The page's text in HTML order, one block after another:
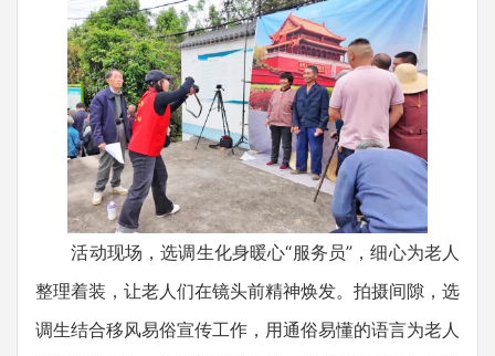
活动现场，选调生化身暖心“服务员”，细心为老人
整理着装，让老人们在镜头前精神焕发。拍摄间隙，选
调生结合移风易俗宣传工作，用通俗易懂的语言为老人